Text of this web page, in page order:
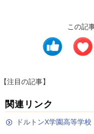
この記
【注目の記事】
関連リンク
ドルトンX学園高等学校